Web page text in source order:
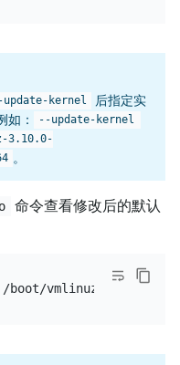
kernel
后指定实
如：
--update-kernel
3.10.0-
。
命令查看修改后的默认